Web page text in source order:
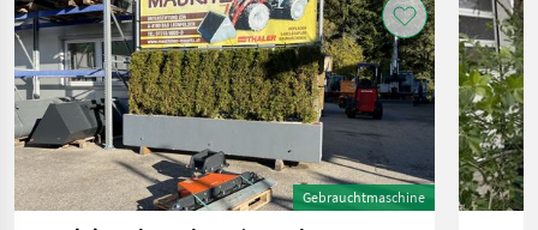
Gebrauchtmaschine